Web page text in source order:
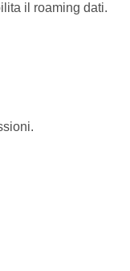
il roaming dati.